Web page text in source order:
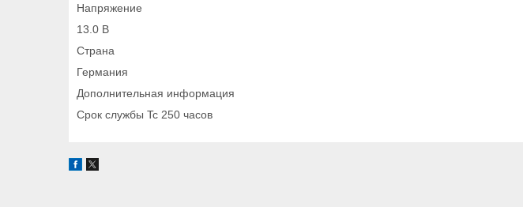
Напряжение
13.0 В
Страна
Германия
Дополнительная информация
Срок службы Tc 250 часов